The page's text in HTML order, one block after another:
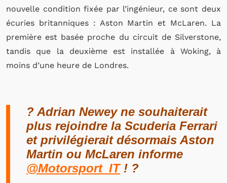
nouvelle condition fixée par l’ingénieur, ce sont deux
écuries britanniques : Aston Martin et McLaren. La
première est basée proche du circuit de Silverstone,
tandis que la deuxième est installée à Woking, à
moins d’une heure de Londres.
? Adrian Newey ne souhaiterait
plus rejoindre la Scuderia Ferrari
et privilégierait désormais Aston
Martin ou McLaren informe
@Motorsport_IT! ?